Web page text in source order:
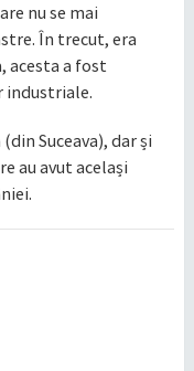
nu se mai
În trecut, era
acesta a fost
industriale.
Suceava), dar și
au avut același